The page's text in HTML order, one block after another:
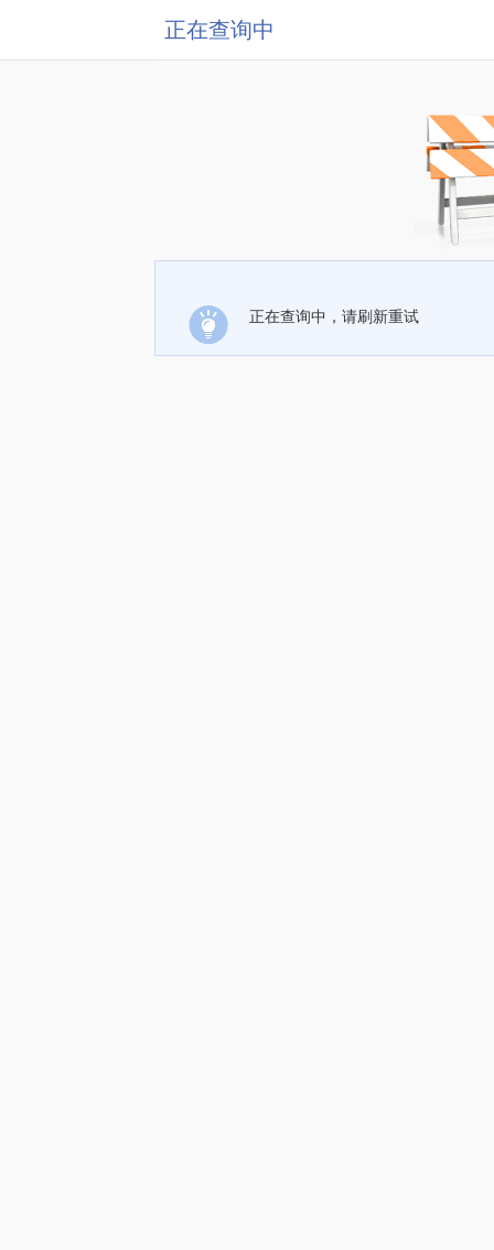
正在查询中
正在查询中，请刷新重试